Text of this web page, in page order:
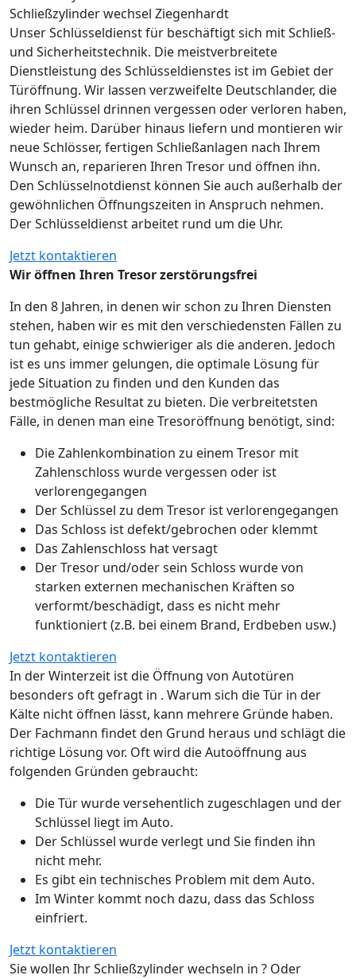
Schließzylinder wechsel Ziegenhardt
Unser Schlüsseldienst für beschäftigt sich mit Schließ-
und Sicherheitstechnik. Die meistverbreitete
Dienstleistung des Schlüsseldienstes ist im Gebiet der
Türöffnung. Wir lassen verzweifelte Deutschlander, die
ihren Schlüssel drinnen vergessen oder verloren haben,
wieder heim. Darüber hinaus liefern und montieren wir
neue Schlösser, fertigen Schließanlagen nach Ihrem
Wunsch an, reparieren Ihren Tresor und öffnen ihn.
Den Schlüsselnotdienst können Sie auch außerhalb der
gewöhnlichen Öffnungszeiten in Anspruch nehmen.
Der Schlüsseldienst arbeitet rund um die Uhr.
Jetzt kontaktieren
Wir öffnen Ihren Tresor zerstörungsfrei
In den 8 Jahren, in denen wir schon zu Ihren Diensten
stehen, haben wir es mit den verschiedensten Fällen zu
tun gehabt, einige schwieriger als die anderen. Jedoch
ist es uns immer gelungen, die optimale Lösung für
jede Situation zu finden und den Kunden das
bestmögliche Resultat zu bieten. Die verbreitetsten
Fälle, in denen man eine Tresoröffnung benötigt, sind:
Die Zahlenkombination zu einem Tresor mit
Zahlenschloss wurde vergessen oder ist
verlorengegangen
Der Schlüssel zu dem Tresor ist verlorengegangen
Das Schloss ist defekt/gebrochen oder klemmt
Das Zahlenschloss hat versagt
Der Tresor und/oder sein Schloss wurde von
starken externen mechanischen Kräften so
verformt/beschädigt, dass es nicht mehr
funktioniert (z.B. bei einem Brand, Erdbeben usw.)
Jetzt kontaktieren
In der Winterzeit ist die Öffnung von Autotüren
besonders oft gefragt in . Warum sich die Tür in der
Kälte nicht öffnen lässt, kann mehrere Gründe haben.
Der Fachmann findet den Grund heraus und schlägt die
richtige Lösung vor. Oft wird die Autoöffnung aus
folgenden Gründen gebraucht:
Die Tür wurde versehentlich zugeschlagen und der
Schlüssel liegt im Auto.
Der Schlüssel wurde verlegt und Sie finden ihn
nicht mehr.
Es gibt ein technisches Problem mit dem Auto.
Im Winter kommt noch dazu, dass das Schloss
einfriert.
Jetzt kontaktieren
Sie wollen Ihr Schließzylinder wechseln in ? Oder